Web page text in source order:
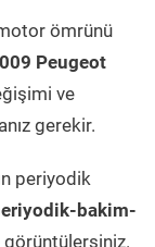
ömrünü
Peugeot
ve
gerekir.
periyodik
bakim-
görüntülersiniz.